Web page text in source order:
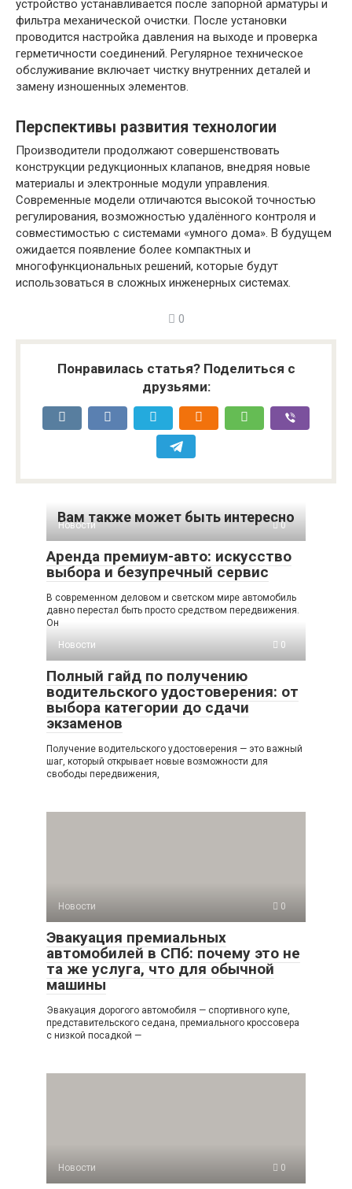
устройство устанавливается после запорной арматуры и
фильтра механической очистки. После установки
проводится настройка давления на выходе и проверка
герметичности соединений. Регулярное техническое
обслуживание включает чистку внутренних деталей и
замену изношенных элементов.
Перспективы развития технологии
Производители продолжают совершенствовать
конструкции редукционных клапанов, внедряя новые
материалы и электронные модули управления.
Современные модели отличаются высокой точностью
регулирования, возможностью удалённого контроля и
совместимостью с системами «умного дома». В будущем
ожидается появление более компактных и
многофункциональных решений, которые будут
использоваться в сложных инженерных системах.
0
Понравилась статья? Поделиться с
друзьями:
Вам также может быть интересно
Новости 0
Аренда премиум-авто: искусство
выбора и безупречный сервис
В современном деловом и светском мире автомобиль
давно перестал быть просто средством передвижения.
Он
Новости
0
Полный гайд по получению
водительского удостоверения: от
выбора категории до сдачи
экзаменов
Получение водительского удостоверения — это важный
шаг, который открывает новые возможности для
свободы передвижения,
Новости 0
Эвакуация премиальных
автомобилей в СПб: почему это не
та же услуга, что для обычной
машины
Эвакуация дорогого автомобиля — спортивного купе,
представительского седана, премиального кроссовера
с низкой посадкой —
Новости 0